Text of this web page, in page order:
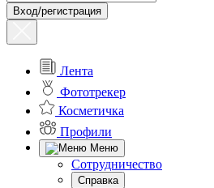
Вход/регистрация
Лента
Фототрекер
Косметичка
Профили
Меню
Сотрудничество
Справка